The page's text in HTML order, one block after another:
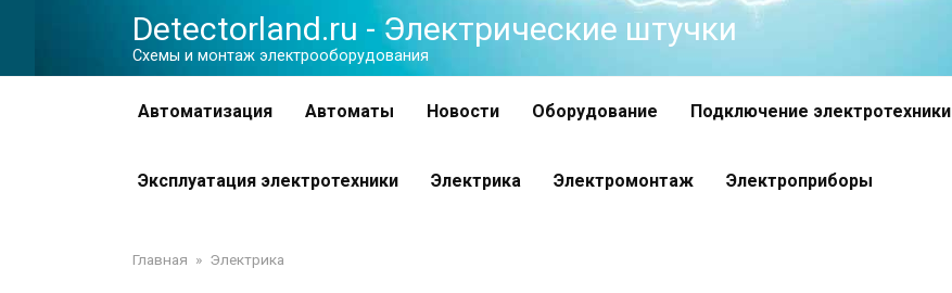
Detectorland.ru - Электрические штучки
Схемы и монтаж электрооборудования
Автоматизация Автоматы Новости Оборудование Подключение электротехники
Эксплуатация электротехники Электрика Электромонтаж Электроприборы
Главная » Электрика